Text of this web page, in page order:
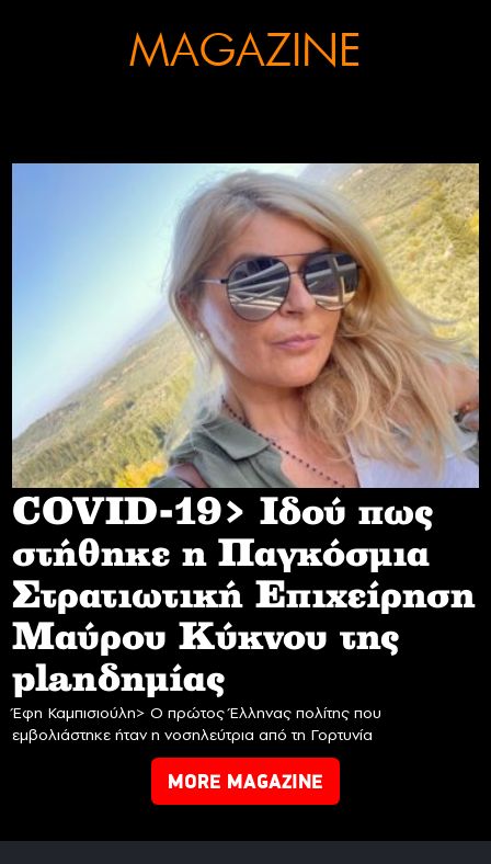
MAGAZINE
COVID-19> Iδού πως
στήθηκε η Παγκόσμια
Στρατιωτική Επιχείρηση
Mαύρου Κύκνου της
planδημίας
Έφη Καμπισιούλη> Ο πρώτος Έλληνας πολίτης που
εμβολιάστηκε ήταν η νοσηλεύτρια από τη Γορτυνία
MORE MAGAZINE